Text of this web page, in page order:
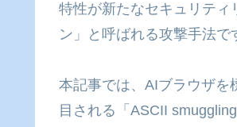
特性が新たなセキュリティ
ン」と呼ばれる攻撃手法で
本記事では、AIブラウザを
目される「ASCII